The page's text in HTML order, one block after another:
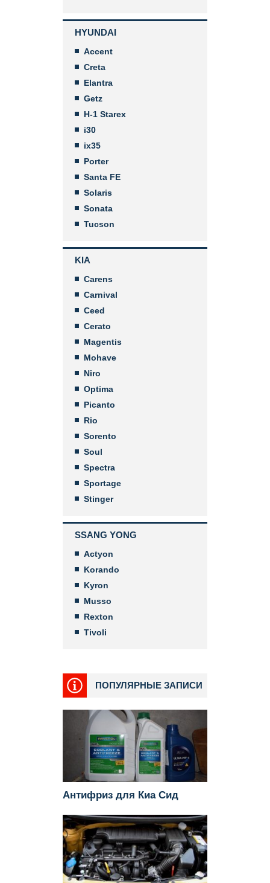
HYUNDAI
Accent
Creta
Elantra
Getz
H-1 Starex
i30
ix35
Porter
Santa FE
Solaris
Sonata
Tucson
KIA
Carens
Carnival
Ceed
Cerato
Magentis
Mohave
Niro
Optima
Picanto
Rio
Sorento
Soul
Spectra
Sportage
Stinger
SSANG YONG
Actyon
Korando
Kyron
Musso
Rexton
Tivoli
ПОПУЛЯРНЫЕ ЗАПИСИ
Антифриз для Киа Сид